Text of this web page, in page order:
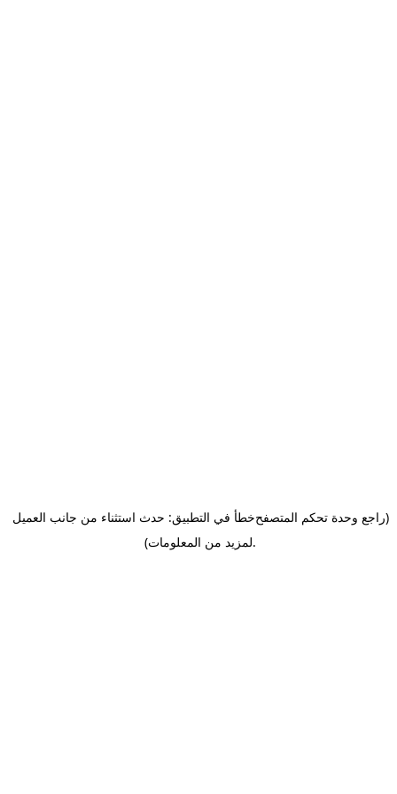
خطأ في التطبيق: حدث استثناء من جانب العميل(راجع وحدة تحكم المتصفح
لمزيد من المعلومات).